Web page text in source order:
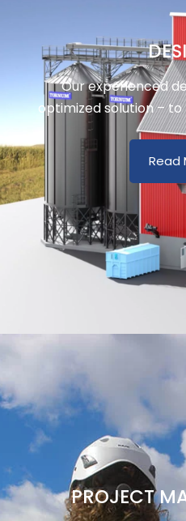
Our experienced
optimized solution –
Read
PROJECT